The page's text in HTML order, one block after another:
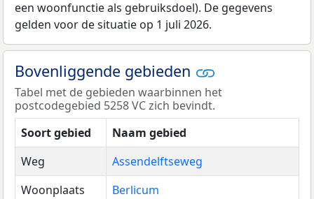
een woonfunctie als gebruiksdoel). De gegevens
gelden voor de situatie op 1 juli 2026.
Bovenliggende gebieden
Tabel met de gebieden waarbinnen het
postcodegebied 5258 VC zich bevindt.
Soort gebied
Naam gebied
Weg
Assendelftseweg
Woonplaats
Berlicum